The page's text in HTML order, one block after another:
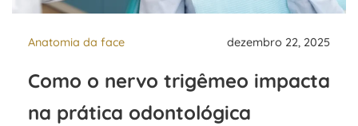
Anatomia da face dezembro 22, 2025
Como o nervo trigêmeo impacta
na prática odontológica